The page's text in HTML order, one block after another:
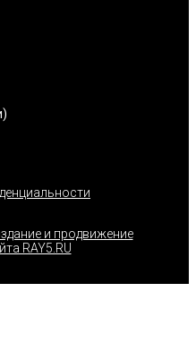
и продвижение
RAY5.RU